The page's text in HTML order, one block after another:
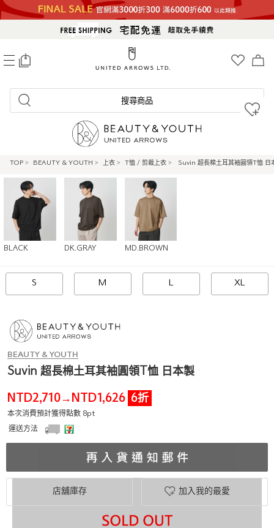
搜尋商品
TOP > BEAUTY & YOUTH > 上衣 > T恤 / 剪裁上衣 > Suvin 超長棉土耳其袖圓領T恤 日
BLACK DK.GRAY MD.BROWN
S M L XL
BEAUTY & YOUTH
Suvin 超長棉土耳其袖圓領T恤 日本製
NTD2,710→ NTD1,626 6折
本次消費預計獲得點數 8pt
運送方法
加入我的最愛
店舖庫存